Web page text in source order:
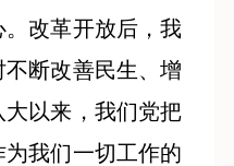
改革开放后，我
断改善民生、增
以来，我们党把
我们一切工作的